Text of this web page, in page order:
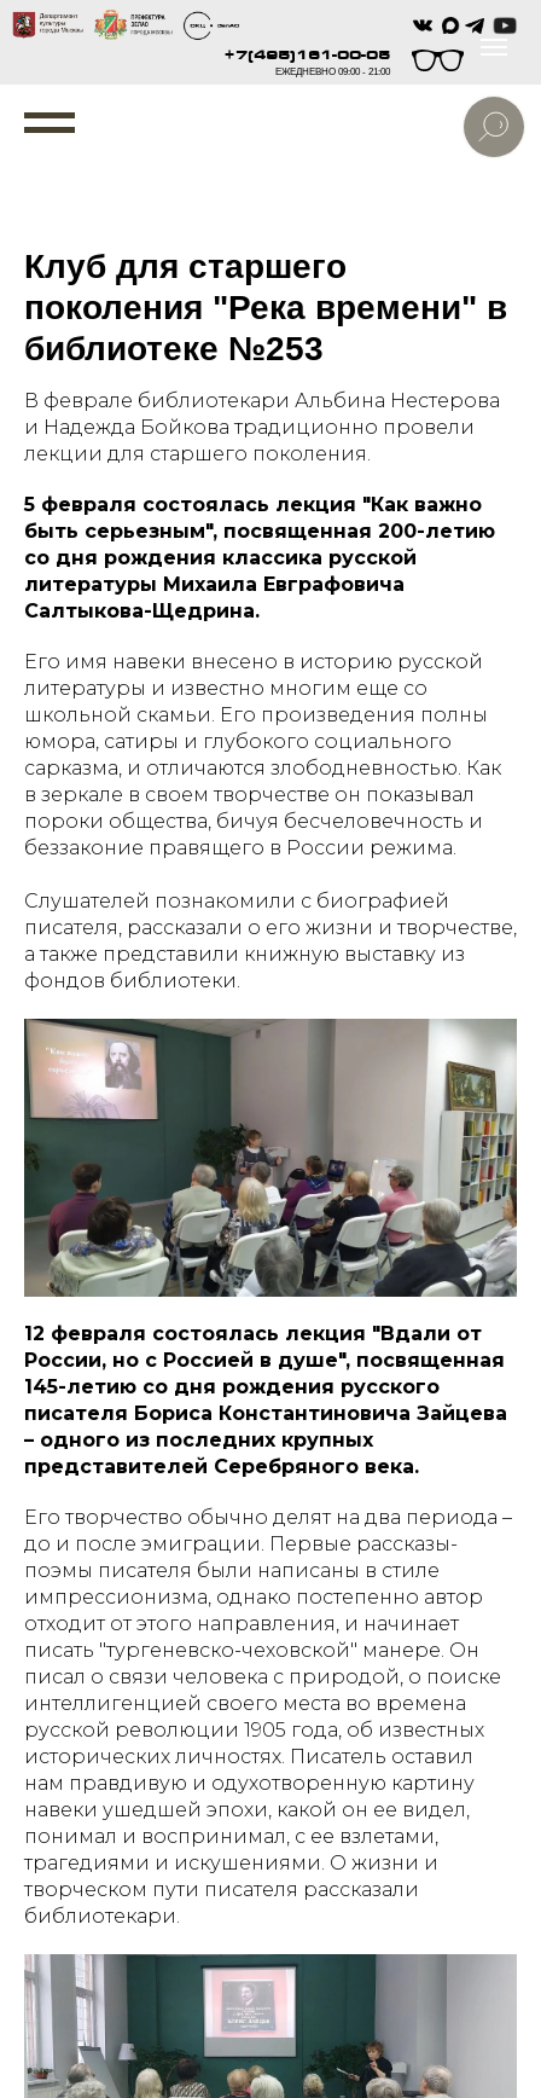
+7(495)161-00-05
ЕЖЕДНЕВНО 09:00 - 21:00
Клуб для старшего
поколения "Река времени" в
библиотеке №253
В феврале библиотекари Альбина Нестерова
и Надежда Бойкова традиционно провели
лекции для старшего поколения.
5 февраля состоялась лекция "Как важно
быть серьезным", посвященная 200-летию
со дня рождения классика русской
литературы Михаила Евграфовича
Салтыкова-Щедрина.
Его имя навеки внесено в историю русской
литературы и известно многим еще со
школьной скамьи. Его произведения полны
юмора, сатиры и глубокого социального
сарказма, и отличаются злободневностью. Как
в зеркале в своем творчестве он показывал
пороки общества, бичуя бесчеловечность и
беззаконие правящего в России режима.
Слушателей познакомили с биографией
писателя, рассказали о его жизни и творчестве,
а также представили книжную выставку из
фондов библиотеки.
12 февраля состоялась лекция "Вдали от
России, но с Россией в душе", посвященная
145-летию со дня рождения русского
писателя Бориса Константиновича Зайцева
– одного из последних крупных
представителей Серебряного века.
Его творчество обычно делят на два периода –
до и после эмиграции. Первые рассказы-
поэмы писателя были написаны в стиле
импрессионизма, однако постепенно автор
отходит от этого направления, и начинает
писать "тургеневско-чеховской" манере. Он
писал о связи человека с природой, о поиске
интеллигенцией своего места во времена
русской революции 1905 года, об известных
исторических личностях. Писатель оставил
нам правдивую и одухотворенную картину
навеки ушедшей эпохи, какой он ее видел,
понимал и воспринимал, с ее взлетами,
трагедиями и искушениями. О жизни и
творческом пути писателя рассказали
библиотекари.